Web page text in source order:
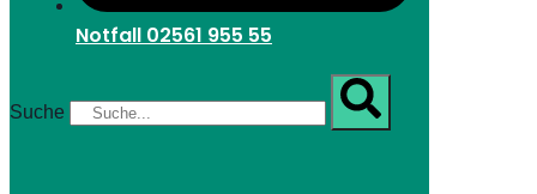
Notfall 02561 955 55
Suche